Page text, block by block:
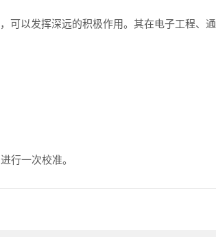
以发挥深远的积极作用。其在电子工程、
行一次校准。